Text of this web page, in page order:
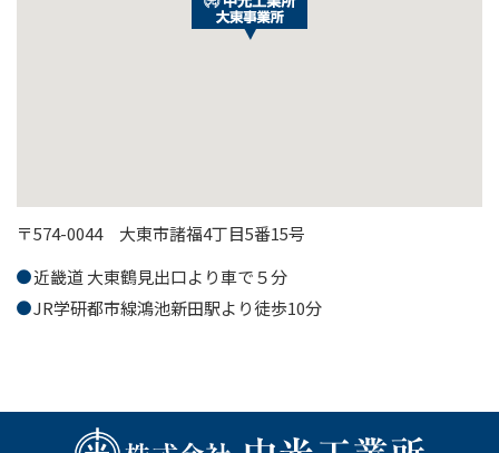
〒574-0044 大東市諸福4丁目5番15号
近畿道 大東鶴見出口より車で５分
JR学研都市線鴻池新田駅より徒歩10分